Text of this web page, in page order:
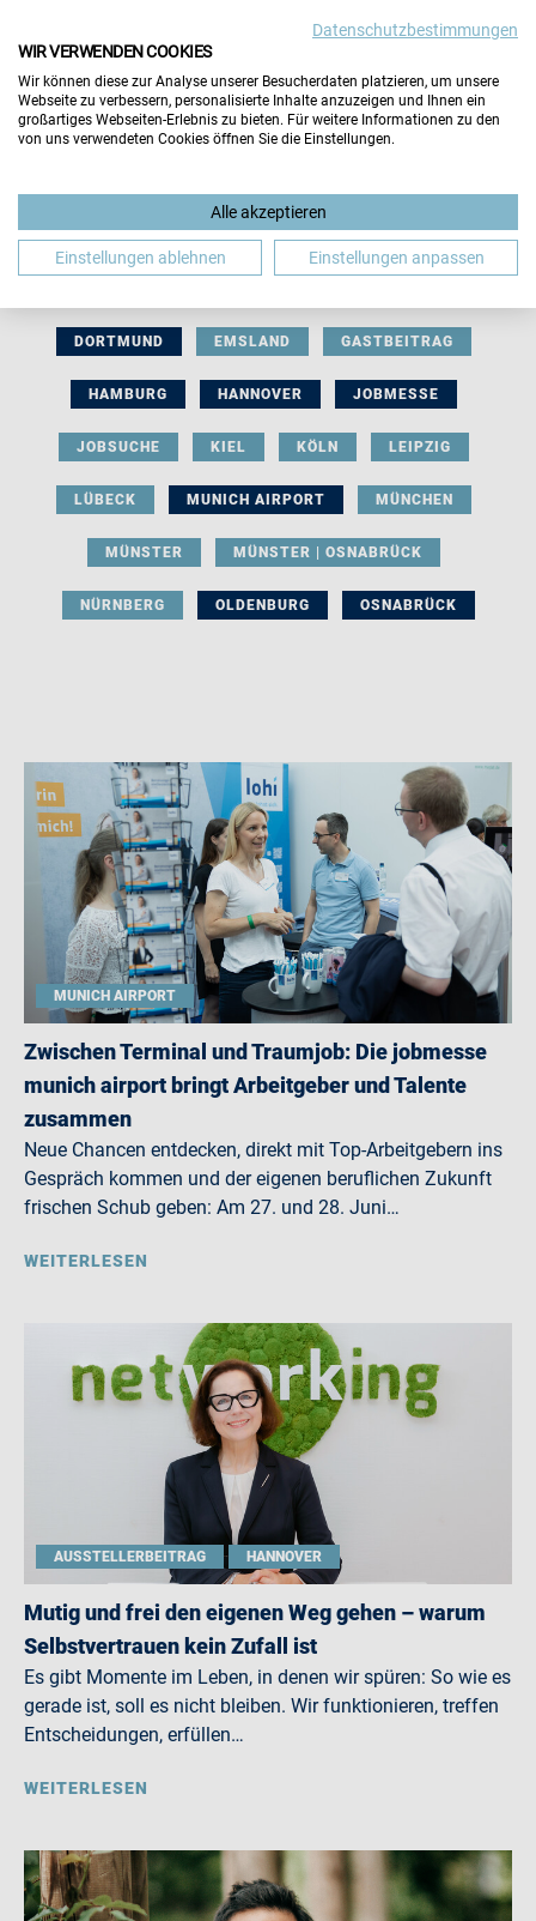
BERUFLICHE ORIENTIERUNG BEWERBUNG
DORTMUND EMSLAND GASTBEITRAG
HAMBURG HANNOVER JOBMESSE
JOBSUCHE KIEL KÖLN LEIPZIG
LÜBECK MUNICH AIRPORT MÜNCHEN
MÜNSTER MÜNSTER | OSNABRÜCK
NÜRNBERG OLDENBURG OSNABRÜCK
MUNICH AIRPORT
Zwischen Terminal und Traumjob: Die jobmesse
munich airport bringt Arbeitgeber und Talente
zusammen
Neue Chancen entdecken, direkt mit Top-Arbeitgebern ins
Gespräch kommen und der eigenen beruflichen Zukunft
frischen Schub geben: Am 27. und 28. Juni…
WEITERLESEN
AUSSTELLERBEITRAG HANNOVER
Mutig und frei den eigenen Weg gehen – warum
Selbstvertrauen kein Zufall ist
Es gibt Momente im Leben, in denen wir spüren: So wie es
gerade ist, soll es nicht bleiben. Wir funktionieren, treffen
Entscheidungen, erfüllen…
WEITERLESEN
Datenschutzbestimmungen
WIR VERWENDEN COOKIES
Wir können diese zur Analyse unserer Besucherdaten platzieren, um unsere
Webseite zu verbessern, personalisierte Inhalte anzuzeigen und Ihnen ein
großartiges Webseiten-Erlebnis zu bieten. Für weitere Informationen zu den
von uns verwendeten Cookies öffnen Sie die Einstellungen.
Alle akzeptieren
Einstellungen ablehnen Einstellungen anpassen